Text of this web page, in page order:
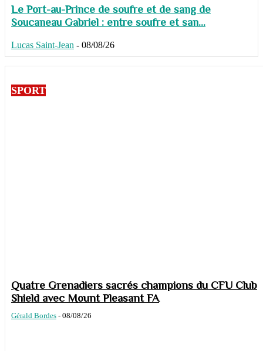
Le Port-au-Prince de soufre et de sang de
Soucaneau Gabriel : entre soufre et san...
Lucas Saint-Jean - 08/08/26
SPORT
Quatre Grenadiers sacrés champions du CFU Club
Shield avec Mount Pleasant FA
Gérald Bordes - 08/08/26